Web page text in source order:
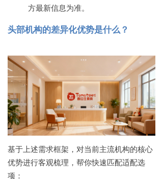
方最新信息为准。
头部机构的差异化优势是什么？
基于上述需求框架，对当前主流机构的核心
优势进行客观梳理，帮你快速匹配适配选
项：